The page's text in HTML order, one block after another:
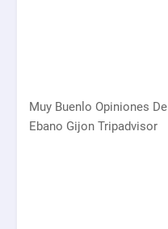
Muy Buenlo Opiniones
Ebano Gijon Tripadvisor